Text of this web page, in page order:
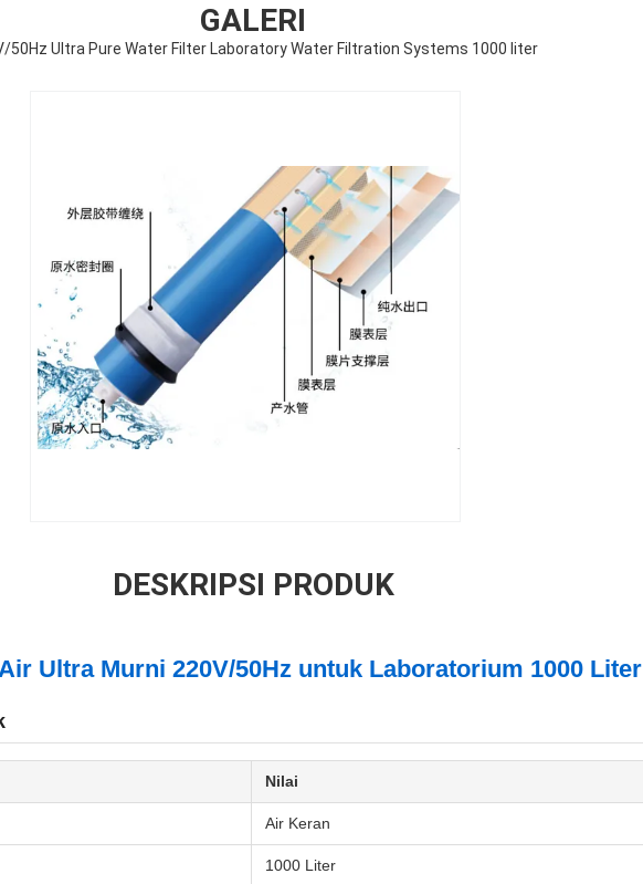
GALERI
50Hz Ultra Pure Water Filter Laboratory Water Filtration Systems 1000 liter
DESKRIPSI PRODUK
Ultra Murni 220V/50Hz untuk Laboratorium 1000 Liter
Nilai
Air Keran
1000 Liter